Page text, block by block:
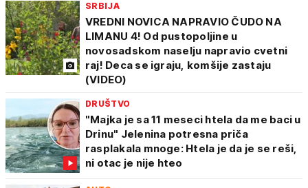
SRBIJA
VREDNI NOVICA NAPRAVIO ČUDO NA
LIMANU 4! Od pustopoljine u
novosadskom naselju napravio cvetni
raj! Deca se igraju, komšije zastaju
(VIDEO)
DRUŠTVO
"Majka je sa 11 meseci htela da me baci u
Drinu" Jelenina potresna priča
rasplakala mnoge: Htela je da je se reši,
ni otac je nije hteo